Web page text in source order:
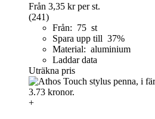
Från 3,35 krper st.
(241)
Från: 75 st
Spara upp till 37%
Material: aluminium
Laddar data
Uträkna pris
+